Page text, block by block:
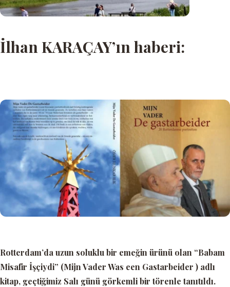
İlhan KARAÇAY’ın haberi:
Rotterdam’da uzun soluklu bir emeğin ürünü olan “Babam
Misafir İşçiydi” (Mijn Vader Was een Gastarbeider ) adlı
kitap, geçtiğimiz Salı günü görkemli bir törenle tanıtıldı.